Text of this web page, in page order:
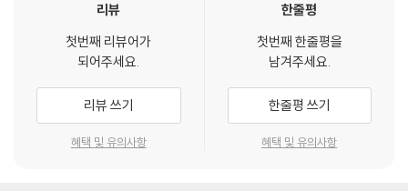
리뷰
첫번째 리뷰어가
되어주세요.
리뷰 쓰기
혜택 및 유의사항
한줄평
첫번째 한줄평을
남겨주세요.
한줄평 쓰기
혜택 및 유의사항